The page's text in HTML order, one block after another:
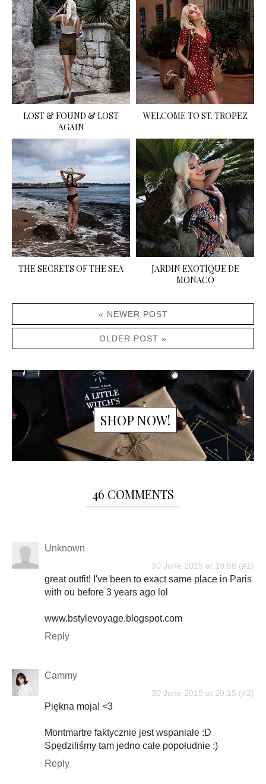
LOST & FOUND & LOST
AGAIN
WELCOME TO ST. TROPEZ
THE SECRETS OF THE SEA
JARDIN EXOTIQUE DE
MONACO
« NEWER POST
OLDER POST »
SHOP NOW!
46 COMMENTS
Unknown
30 June 2015 at 19:58
great outfit! I've been to exact same place in Paris
with ou before 3 years ago lol
www.bstylevoyage.blogspot.com
Reply
Cammy
30 June 2015 at 20:15
Piękna moja! <3
Montmartre faktycznie jest wspaniałe :D
Spędziliśmy tam jedno całe popołudnie :)
Reply